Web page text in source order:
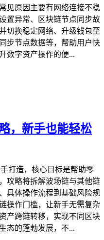
见原因主要有网络连接不稳
置异常、区块链节点同步故
切换稳定网络、升级钱包至
步节点数据等，帮助用户快
数字资产操作的便...
，新手也能轻松
打造，核心目标是帮助零
攻略将拆解波场链与其他链
具体操作流程到基础风险规
操作门槛，让新手无需复杂
产跨链转移，实现不同区块
态的蓬勃发展，不...